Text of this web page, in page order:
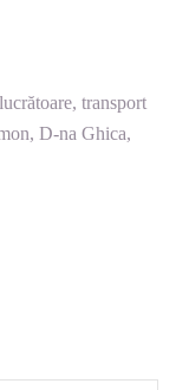
transport
D-na Ghica,